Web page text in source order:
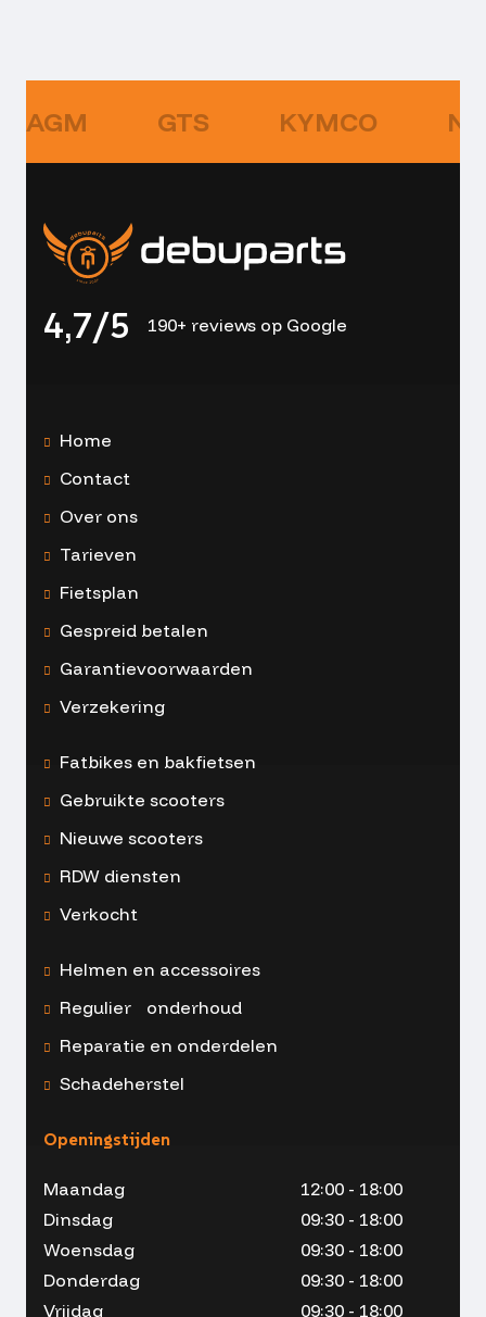
AGM GTS KYMCO
4,7/5 190+ reviews op Google
Home
Contact
Over ons
Tarieven
Fietsplan
Gespreid betalen
Garantievoorwaarden
Verzekering
Fatbikes en bakfietsen
Gebruikte scooters
Nieuwe scooters
RDW diensten
Verkocht
Helmen en accessoires
Regulier onderhoud
Reparatie en onderdelen
Schadeherstel
Openingstijden
Maandag
12:00 - 18:00
Dinsdag
09:30 - 18:00
Woensdag
09:30 - 18:00
Donderdag
09:30 - 18:00
Vrijdag
09:30 - 18:00